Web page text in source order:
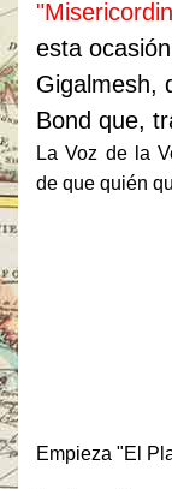
esta
Gigalmesh,
Bond que,
La Voz de la
de que quién
Empieza "El